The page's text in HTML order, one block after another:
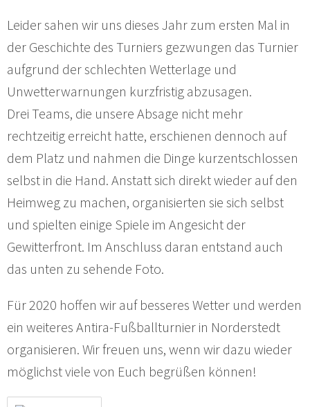
Leider sahen wir uns dieses Jahr zum ersten Mal in
der Geschichte des Turniers gezwungen das Turnier
aufgrund der schlechten Wetterlage und
Unwetterwarnungen kurzfristig abzusagen.
Drei Teams, die unsere Absage nicht mehr
rechtzeitig erreicht hatte, erschienen dennoch auf
dem Platz und nahmen die Dinge kurzentschlossen
selbst in die Hand. Anstatt sich direkt wieder auf den
Heimweg zu machen, organisierten sie sich selbst
und spielten einige Spiele im Angesicht der
Gewitterfront. Im Anschluss daran entstand auch
das unten zu sehende Foto.
Für 2020 hoffen wir auf besseres Wetter und werden
ein weiteres Antira-Fußballturnier in Norderstedt
organisieren. Wir freuen uns, wenn wir dazu wieder
möglichst viele von Euch begrüßen können!